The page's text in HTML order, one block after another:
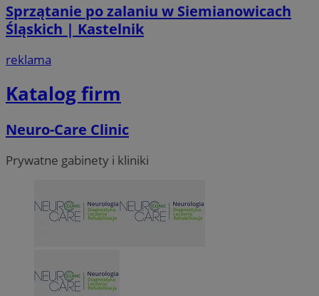
Sprzątanie po zalaniu w Siemianowicach
Śląskich | Kastelnik
reklama
Katalog firm
Neuro-Care Clinic
Prywatne gabinety i kliniki